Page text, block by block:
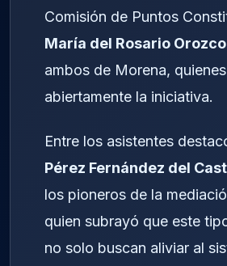
Comisión de Puntos
María del Rosario
ambos de Morena,
abiertamente la iniciativa.
Entre los asistentes
Pérez Fernández del
los pioneros de la
quien subrayó que este
no solo buscan aliviar al